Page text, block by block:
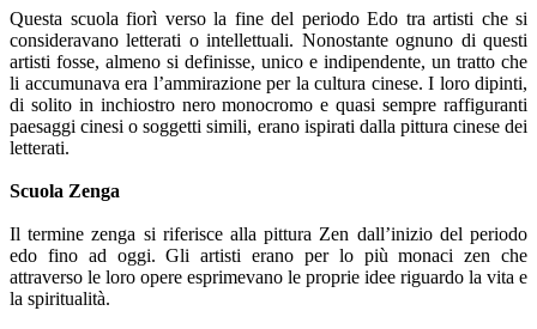
Questa scuola fiorì verso la fine del periodo Edo tra artisti che si
consideravano letterati o intellettuali. Nonostante ognuno di questi
artisti fosse, almeno si definisse, unico e indipendente, un tratto che
li accumunava era l’ammirazione per la cultura cinese. I loro dipinti,
di solito in inchiostro nero monocromo e quasi sempre raffiguranti
paesaggi cinesi o soggetti simili, erano ispirati dalla pittura cinese dei
letterati.
Scuola Zenga
Il termine zenga si riferisce alla pittura Zen dall’inizio del periodo
edo fino ad oggi. Gli artisti erano per lo più monaci zen che
attraverso le loro opere esprimevano le proprie idee riguardo la vita e
la spiritualità.